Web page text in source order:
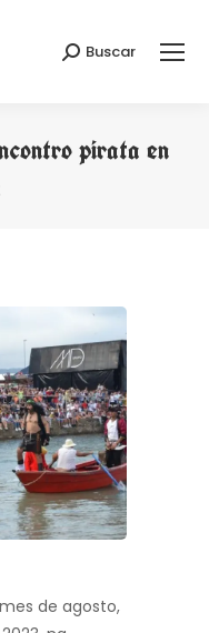
Search:
Buscar
pirata en
de agosto,